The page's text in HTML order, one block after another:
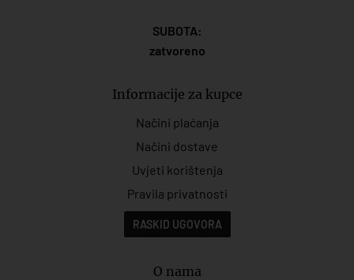
SUBOTA:
zatvoreno
Informacije za kupce
Načini plaćanja
Načini dostave
Uvjeti korištenja
Pravila privatnosti
RASKID UGOVORA
O nama